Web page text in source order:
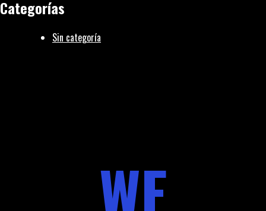
Categorías
Sin categoría
WE